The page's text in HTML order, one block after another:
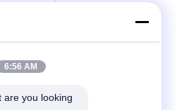
ukuran
6:56 AM
are you looking